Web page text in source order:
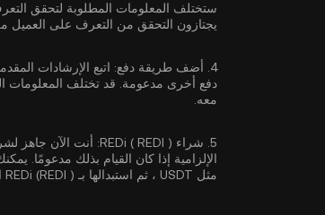
ستختلف المعلومات المطلوبة لتحقق
يجتازون التحقق من التعرف على العميل
4. أضف طريقة دفع: اتبع الإرشادات
دفع أخرى مدعومة. قد تختلف المعلومات
معه.
5. شراء REDi ( REDI ):
الإلزامية إذا كان القيام بذلك مدعومًا.
مثل USDT ، ثم استبدالها بـ REDi (REDI ) الذي تريده.